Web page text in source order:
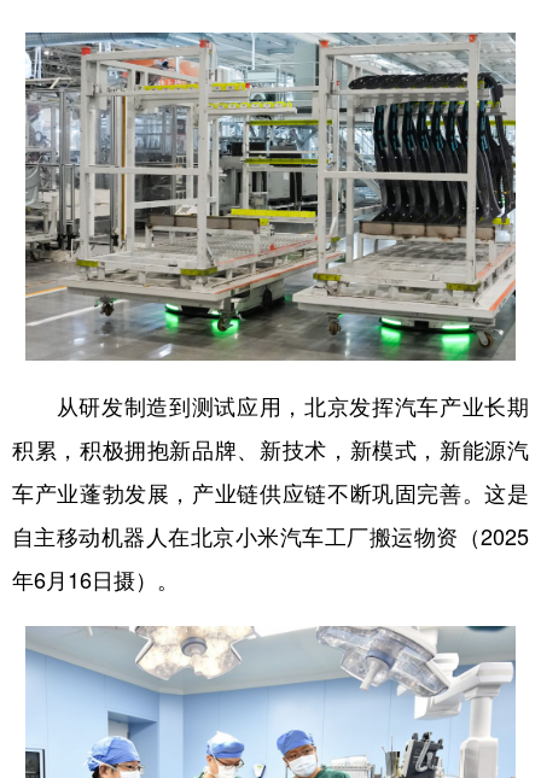
从研发制造到测试应用，北京发挥汽车产业长期
积累，积极拥抱新品牌、新技术，新模式，新能源汽
车产业蓬勃发展，产业链供应链不断巩固完善。这是
自主移动机器人在北京小米汽车工厂搬运物资（2025
年6月16日摄）。